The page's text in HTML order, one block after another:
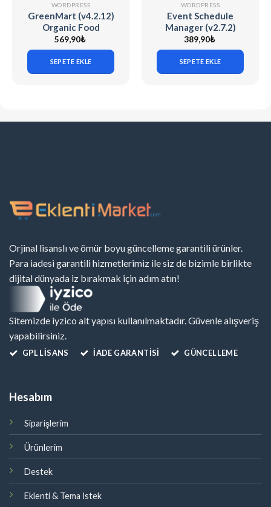
WORDPRESS
GreenMart (v4.2.12)
Organic Food
Woocommerce
WordPress Theme
569,90₺
SEPETE EKLE
WORDPRESS
Event Schedule
Manager (v2.7.2)
The Events
Calendar
389,90₺
SEPETE EKLE
Orjinal lisanslı ve ömür boyu güncelleme garantili ürünler.
Para iadesi garantili hizmetlerimiz ile siz de bizimle birlikte
dijital dünyada iz bırakmak için adım atın!
Sitemizde iyzico alt yapısı kullanılmaktadır. Güvenle alışveriş
yapabilirsiniz.
GPL LISANS İADE GARANTİSİ GÜNCELLEME
Hesabım
Siparişlerim
Ürünlerim
Destek
Eklenti & Tema İstek